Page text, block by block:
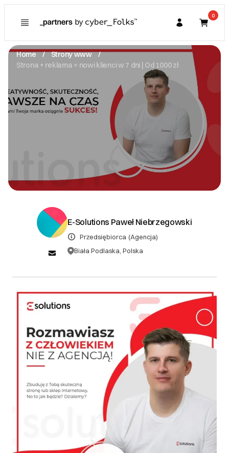
Kupujący
Partner
0
Home
Strony www
Strona + reklama = nowi klienci w 7 dni | Od 1000 zł
E-Solutions Paweł Niebrzegowski
Przedsiębiorca (Agencja)
Biała Podlaska, Polska
Poznaj
Prawa konsumenta
O Partnerze
I. Dane Sprzedającego
E-Solutions Paweł Niebrzegowski
pawel.niebrzegowski@gmail.com
Zobacz email
II. Anulacje zamówień i zwroty
DOWIEDZ SIĘ WIĘCEJ